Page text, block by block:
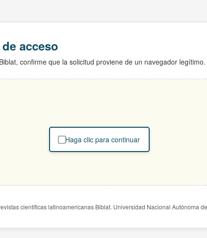
acceso
confirme que la solicitud proviene de un navegador legítimo.
Haga clic para continuar
científicas latinoamericanas Biblat. Universidad Nacional Autónoma